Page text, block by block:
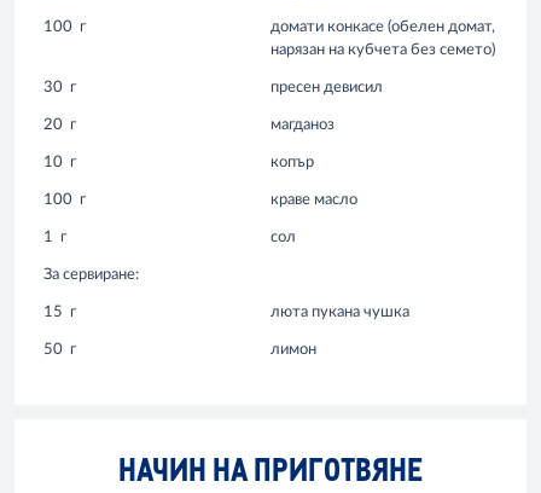
100 г
домати конкасе (обелен домат,
нарязан на кубчета без семето)
30 г пресен девисил
20 г магданоз
10 г копър
100 г краве масло
1 г сол
За сервиранe:
15 г люта пукана чушка
50 г лимон
НАЧИН НА ПРИГОТВЯНЕ